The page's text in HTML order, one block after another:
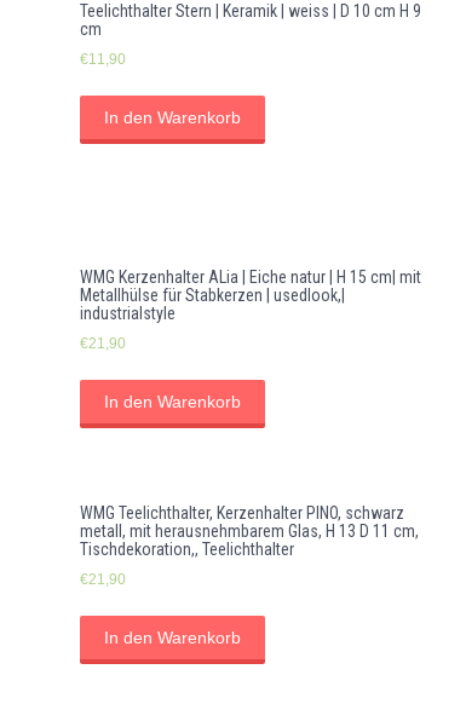
Teelichthalter Stern | Keramik | weiss | D 10 cm H 9
cm
€11,90
In den Warenkorb
WMG Kerzenhalter ALia | Eiche natur | H 15 cm| mit
Metallhülse für Stabkerzen | usedlook,|
industrialstyle
€21,90
In den Warenkorb
WMG Teelichthalter, Kerzenhalter PINO, schwarz
metall, mit herausnehmbarem Glas, H 13 D 11 cm,
Tischdekoration,, Teelichthalter
€21,90
In den Warenkorb